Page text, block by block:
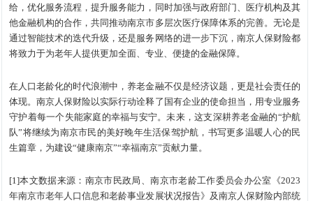
给，优化服务流程，提升服务能力，同时加强与政府部门、医疗机构及其
他金融机构的合作，共同推动南京市多层次医疗保障体系的完善。无论是
通过智能技术的迭代升级，还是服务网络的进一步下沉，南京人保财险都
将致力于为老年人提供更加全面、专业、便捷的金融保障。
在人口老龄化的时代浪潮中，养老金融不仅是经济议题，更是社会责任的
体现。南京人保财险以实际行动诠释了国有企业的使命担当，用专业服务
守护着每一个失能家庭的幸福与安宁。未来，这支深耕养老金融的“护航
队”将继续为南京市民的美好晚年生活保驾护航，书写更多温暖人心的民
生篇章，为建设“健康南京”“幸福南京”贡献力量。
[1]本文数据来源：南京市民政局、南京市老龄工作委员会办公室《2023
年南京市老年人口信息和老龄事业发展状况报告》及南京人保财险内部统